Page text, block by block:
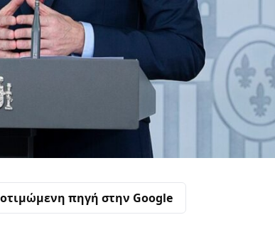
πηγή στην Google